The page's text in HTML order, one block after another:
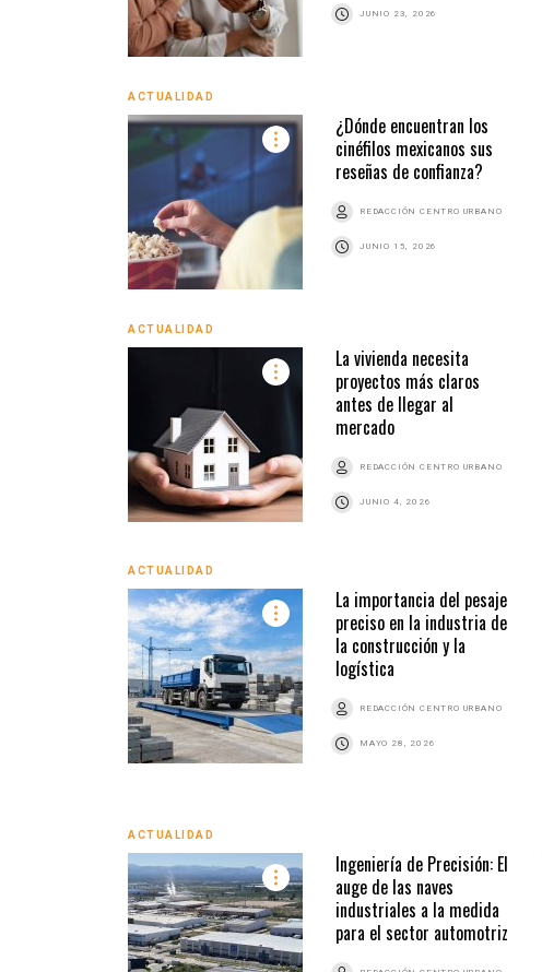
JUNIO 23, 2026
ACTUALIDAD
¿Dónde encuentran los
cinéfilos mexicanos sus
reseñas de confianza?
REDACCIÓN CENTRO URBANO
JUNIO 15, 2026
ACTUALIDAD
La vivienda necesita
proyectos más claros
antes de llegar al
mercado
REDACCIÓN CENTRO URBANO
JUNIO 4, 2026
ACTUALIDAD
La importancia del pesaje
preciso en la industria de
la construcción y la
logística
REDACCIÓN CENTRO URBANO
MAYO 28, 2026
ACTUALIDAD
Ingeniería de Precisión: El
auge de las naves
industriales a la medida
para el sector automotriz